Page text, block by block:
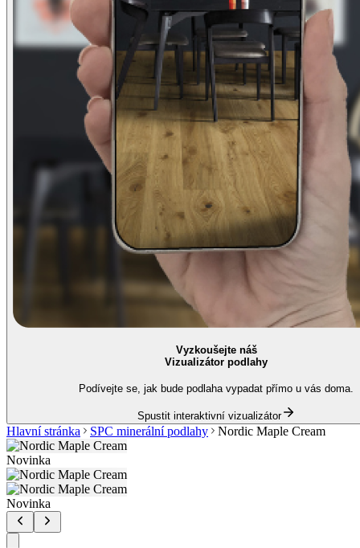
Vyzkoušejte náš
Vizualizátor podlahy
Podívejte se, jak bude podlaha vypadat přímo u vás doma.
Spustit interaktivní vizualizátor
Hlavní stránka SPC minerální podlahy Nordic Maple Cream
Novinka
Novinka